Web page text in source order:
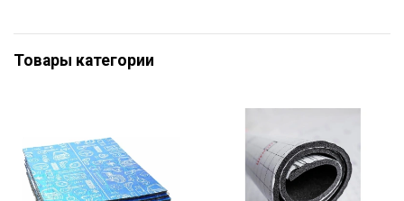
Товары категории